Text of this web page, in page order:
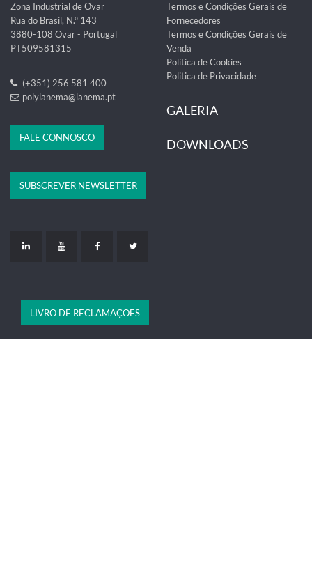
Zona Industrial de Ovar
Rua do Brasil, N.º 143
3880-108 Ovar - Portugal
PT509581315
(+351) 256 581 400
polylanema@lanema.pt
FALE CONNOSCO
Termos e Condições Gerais de
Fornecedores
Termos e Condições Gerais de
Venda
Política de Cookies
Politica de Privacidade
GALERIA
DOWNLOADS
SUBSCREVER NEWSLETTER
LIVRO DE RECLAMAÇÕES